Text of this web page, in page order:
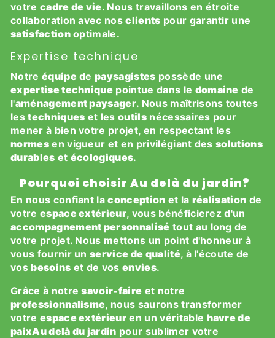
votre cadre de vie. Nous travaillons en étroite
collaboration avec nosclients pour garantir une
satisfactionoptimale.
Expertise technique
Notre équipedepaysagistes possède une
expertise technique pointue dans le domaine de
l'aménagement paysager. Nous maîtrisons toutes
lestechniques et lesoutilsnécessaires pour
mener à bien votre projet, en respectant les
normesen vigueur et en privilégiant dessolutions
durables et écologiques.
Pourquoi choisir Au delà du jardin?
En nous confiant laconception et la réalisation de
votre espace extérieur, vous bénéficierez d'un
accompagnement personnalisé tout au long de
votre projet. Nous mettons un point d'honneur à
vous fournir unservice de qualité, à l'écoute de
vosbesoins et de vosenvies.
Grâce à notresavoir-faire et notre
professionnalisme, nous saurons transformer
votre espace extérieur en un véritable havre de
paixAu delà du jardin pour sublimer votre